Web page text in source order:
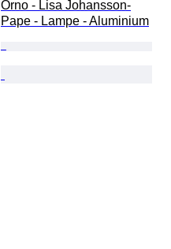
Orno - Lisa Johansson-
Pape - Lampe - Aluminium